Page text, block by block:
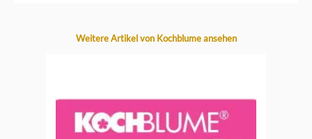
Produktgalerie überspringen
Weitere Artikel von Kochblume ansehen